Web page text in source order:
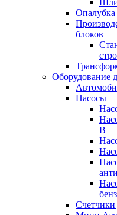
блоков
Оборудование
Насосы
В
Счетчики